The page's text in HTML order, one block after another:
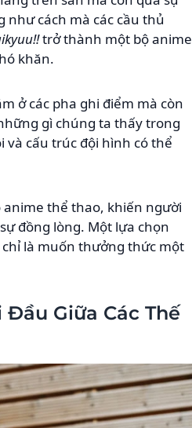
như cách mà các cầu thủ
trở thành một bộ anime
khăn.
ở các pha ghi điểm mà còn
gì chúng ta thấy trong
và cấu trúc đội hình có thể
thể thao, khiến người
đồng lòng. Một lựa chọn
là muốn thưởng thức một
Giữa Các Thế